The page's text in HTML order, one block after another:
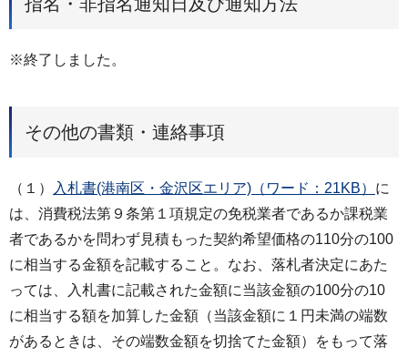
※終了しました。
その他の書類・連絡事項
（１） 入札書(港南区・金沢区エリア)（ワード：21KB） に
は、消費税法第９条第１項規定の免税業者であるか課税業
者であるかを問わず⾒積もった契約希望価格の110分の100
に相当する⾦額を記載すること。なお、落札者決定にあた
っては、⼊札書に記載された⾦額に当該⾦額の100分の10
に相当する額を加算した⾦額（当該⾦額に１円未満の端数
があるときは、その端数⾦額を切捨てた⾦額）をもって落